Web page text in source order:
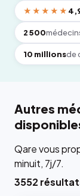
★★★★★
2 500
10 millionsde
Autres
Qare vous
minuit, 7j/7.
3552